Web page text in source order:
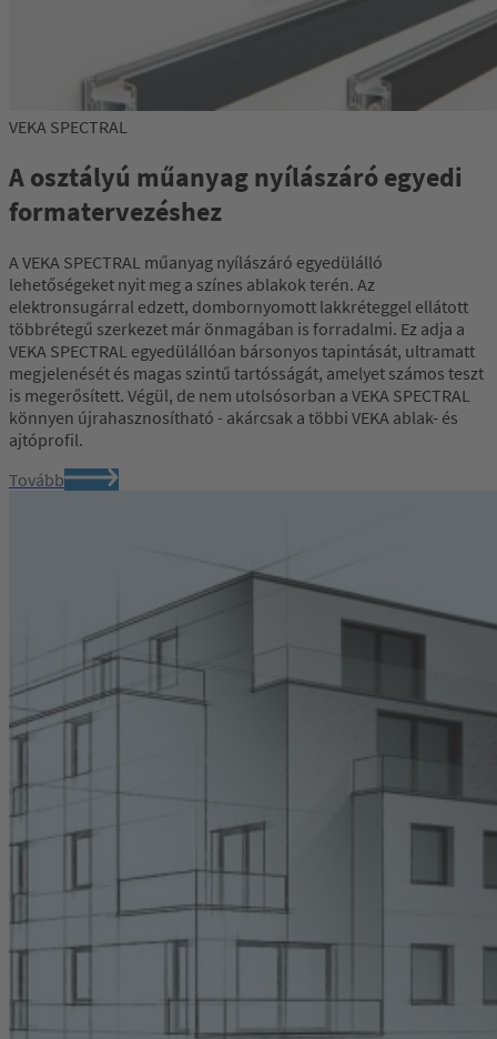
VEKA SPECTRAL
A osztályú műanyag nyílászáró egyedi
formatervezéshez
A VEKA SPECTRAL műanyag nyílászáró egyedülálló
lehetőségeket nyit meg a színes ablakok terén. Az
elektronsugárral edzett, dombornyomott lakkréteggel ellátott
többrétegű szerkezet már önmagában is forradalmi. Ez adja a
VEKA SPECTRAL egyedülállóan bársonyos tapintását, ultramatt
megjelenését és magas szintű tartósságát, amelyet számos teszt
is megerősített. Végül, de nem utolsósorban a VEKA SPECTRAL
könnyen újrahasznosítható - akárcsak a többi VEKA ablak- és
ajtóprofil.
Tovább